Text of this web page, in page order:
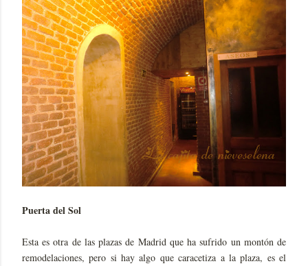
Puerta del Sol
Esta es otra de las plazas de Madrid que ha sufrido un montón de
remodelaciones, pero si hay algo que caracetiza a la plaza, es el